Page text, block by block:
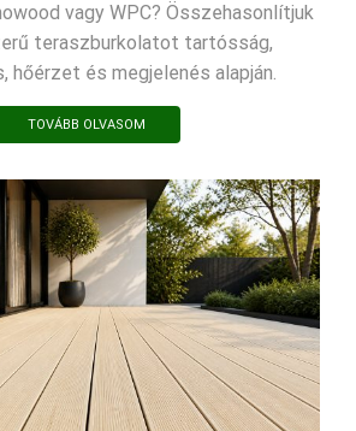
vagy WPC? Összehasonlítjuk
teraszburkolatot tartósság,
hőérzet és megjelenés alapján.
TOVÁBB OLVASOM